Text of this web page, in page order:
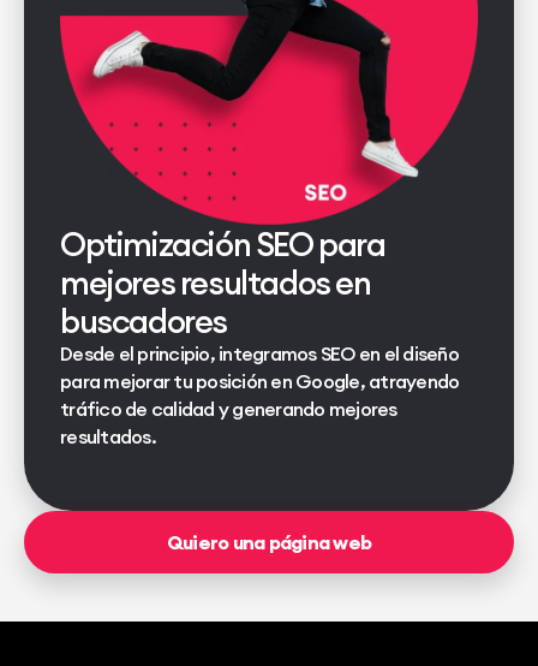
Optimización SEO para
mejores resultados en
buscadores
Desde el principio, integramos SEO en el diseño
para mejorar tu posición en Google, atrayendo
tráfico de calidad y generando mejores
resultados.
Quiero una página web